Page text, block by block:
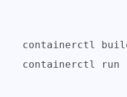
containerctl